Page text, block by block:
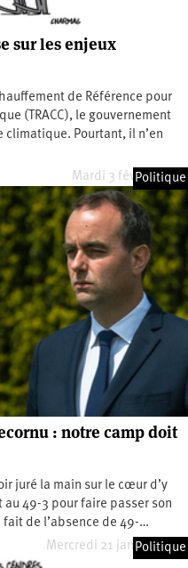
sur les enjeux
de Référence pour
(TRACC), le gouvernement
climatique. Pourtant, il n’en
Mardi 3 février 2026
Politique
: notre camp doit
juré la main sur le cœur d’y
49-3 pour faire passer son
fait de l’absence de 49-…
Mercredi 21 janvier 2026
Politique